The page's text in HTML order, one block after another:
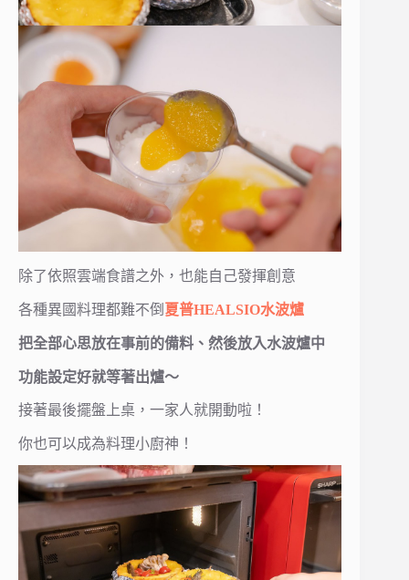
除了依照雲端食譜之外，也能自己發揮創意
各種異國料理都難不倒 夏普HEALSIO水波爐
把全部心思放在事前的備料、然後放入水波爐中
功能設定好就等著出爐～
接著最後擺盤上桌，一家人就開動啦！
你也可以成為料理小廚神！